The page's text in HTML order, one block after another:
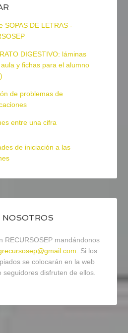
SOPAS DE LETRAS -
DIGESTIVO: láminas
y fichas para el alumno
de problemas de
entre una cifra
de iniciación a las
NOSOTROS
RECURSOSEP mandándonos
. Si los
se colocarán en la web
seguidores disfruten de ellos.